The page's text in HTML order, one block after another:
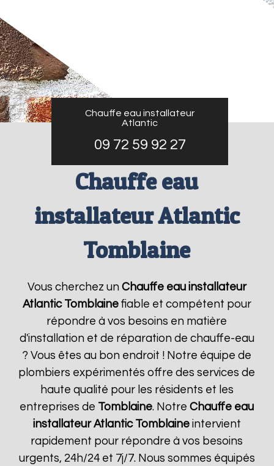
Chauffe eau installateur
Atlantic
09 72 59 92 27
Chauffe eau
installateur Atlantic
Tomblaine
Vous cherchez un Chauffe eau installateur
Atlantic Tomblainefiable et compétent pour
répondre à vos besoins en matière
d'installation et de réparation de chauffe-eau
? Vous êtes au bon endroit ! Notre équipe de
plombiers expérimentés offre des services de
haute qualité pour les résidents et les
entreprises de Tomblaine. NotreChauffe eau
installateur Atlantic Tomblaineintervient
rapidement pour répondre à vos besoins
urgents, 24h/24 et 7j/7. Nous sommes équipés